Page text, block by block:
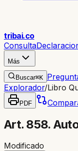
tribai.co
Consulta
Más
Buscar⌘K
Explorador/Libro
PDF
Art. 858.
Modificado